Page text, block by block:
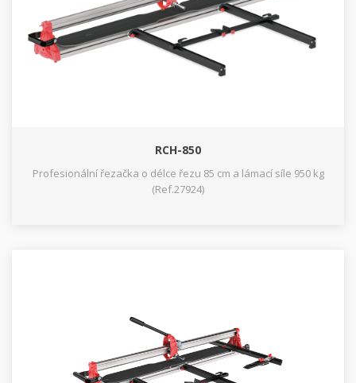
RCH-850
Profesionální řezačka o délce řezu 85 cm a lámací síle 950 kg
(Ref.27924)